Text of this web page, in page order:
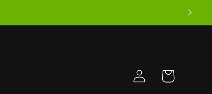
Connexion Panier